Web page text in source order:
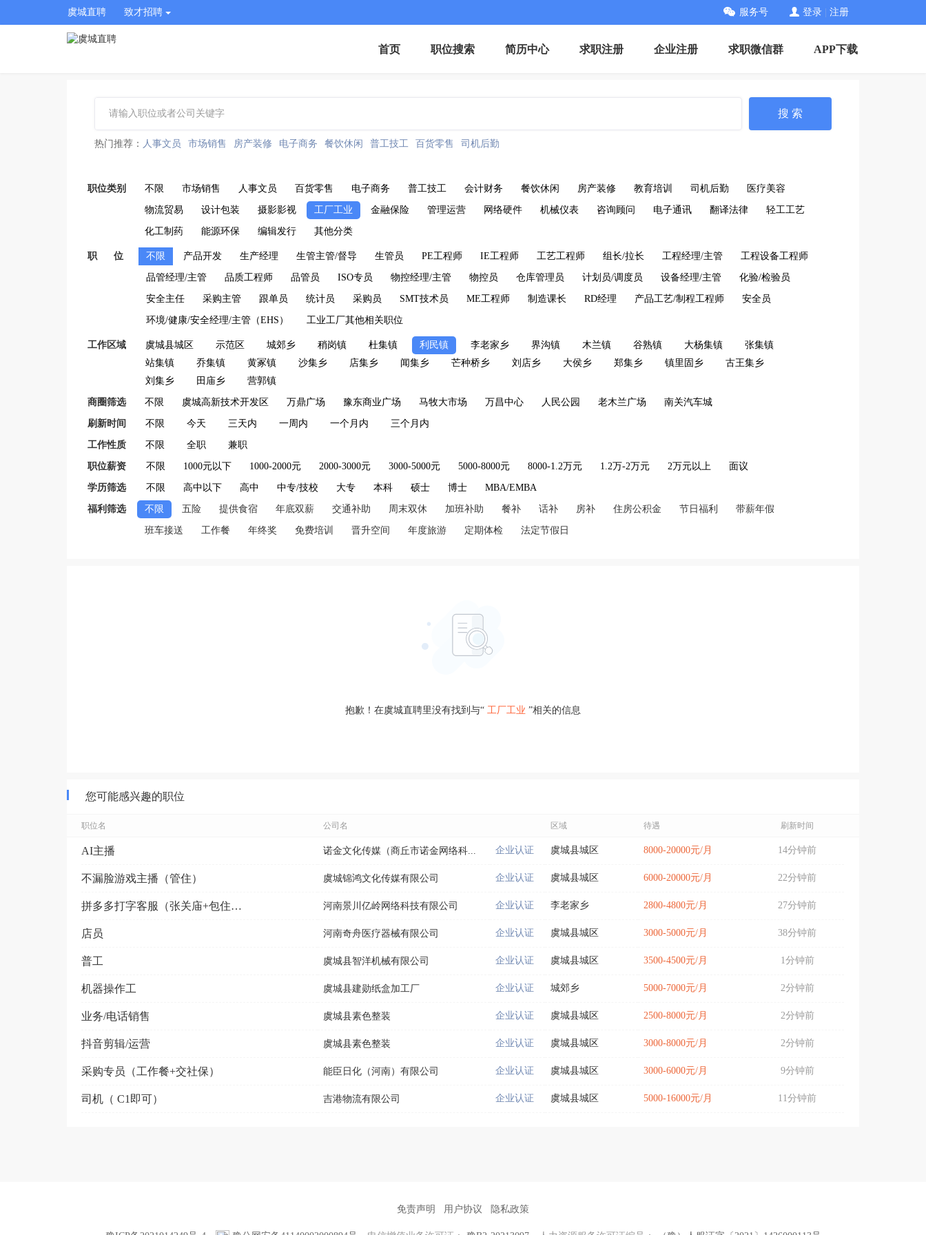
虞城直聘 致才招聘 服务号 登录 注册
首页 职位搜索 简历中心 求职注册 企业注册 求职微信群 APP下载
搜 索
热门推荐： 人事文员 市场销售 房产装修 电子商务 餐饮休闲 普工技工 百货零售 司机后勤
职位类别 不限 市场销售 人事文员 百货零售 电子商务 普工技工 会计财务 餐饮休闲 房产装修 教育培训 司机后勤 医疗美容
物流贸易 设计包装 摄影影视 工厂工业 金融保险 管理运营 网络硬件 机械仪表 咨询顾问 电子通讯 翻译法律 轻工工艺
化工制药 能源环保 编辑发行 其他分类
职 位 不限 产品开发 生产经理 生管主管/督导 生管员 PE工程师 IE工程师 工艺工程师 组长/拉长 工程经理/主管 工程设备工程师
品管经理/主管 品质工程师 品管员 ISO专员 物控经理/主管 物控员 仓库管理员 计划员/调度员 设备经理/主管 化验/检验员
安全主任 采购主管 跟单员 统计员 采购员 SMT技术员 ME工程师 制造课长 RD经理 产品工艺/制程工程师 安全员
环境/健康/安全经理/主管（EHS） 工业工厂其他相关职位
工作区域 虞城县城区 示范区 城郊乡 稍岗镇 杜集镇 利民镇 李老家乡 界沟镇 木兰镇 谷熟镇 大杨集镇
张集镇
站集镇
乔集镇 黄冢镇 沙集乡 店集乡 闻集乡 芒种桥乡 刘店乡 大侯乡 郑集乡 镇里固乡
古王集乡
刘集乡
田庙乡 营郭镇
商圈筛选 不限 虞城高新技术开发区 万鼎广场 豫东商业广场 马牧大市场 万昌中心 人民公园 老木兰广场 南关汽车城
刷新时间 不限 今天 三天内 一周内 一个月内 三个月内
工作性质 不限 全职 兼职
职位薪资 不限 1000元以下 1000-2000元 2000-3000元 3000-5000元 5000-8000元 8000-1.2万元 1.2万-2万元 2万元以上 面议
学历筛选 不限 高中以下 高中 中专/技校 大专 本科 硕士 博士 MBA/EMBA
福利筛选 不限 五险 提供食宿 年底双薪 交通补助 周末双休 加班补助 餐补 话补 房补 住房公积金 节日福利 带薪年假
班车接送 工作餐 年终奖 免费培训 晋升空间 年度旅游 定期体检 法定节假日
抱歉！在虞城直聘里没有找到与“ 工厂工业 ”相关的信息
您可能感兴趣的职位
职位名 公司名 区域 待遇 刷新时间
AI主播 诺金文化传媒（商丘市诺金网络科... 企业认证 虞城县城区 8000-20000元/月 14分钟前
不漏脸游戏主播（管住） 虞城锦鸿文化传媒有限公司 企业认证 虞城县城区 6000-20000元/月 22分钟前
拼多多打字客服（张关庙+包住单间） 河南景川亿岭网络科技有限公司 企业认证 李老家乡 2800-4800元/月 27分钟前
店员 河南奇舟医疗器械有限公司 企业认证 虞城县城区 3000-5000元/月 38分钟前
普工 虞城县智洋机械有限公司 企业认证 虞城县城区 3500-4500元/月 1分钟前
机器操作工 虞城县建勋纸盒加工厂 企业认证 城郊乡 5000-7000元/月 2分钟前
业务/电话销售 虞城县素色整装 企业认证 虞城县城区 2500-8000元/月 2分钟前
抖音剪辑/运营 虞城县素色整装 企业认证 虞城县城区 3000-8000元/月 2分钟前
采购专员（工作餐+交社保） 能臣日化（河南）有限公司 企业认证 虞城县城区 3000-6000元/月 9分钟前
司机（ C1即可） 吉港物流有限公司 企业认证 虞城县城区 5000-16000元/月 11分钟前
免责声明 用户协议 隐私政策